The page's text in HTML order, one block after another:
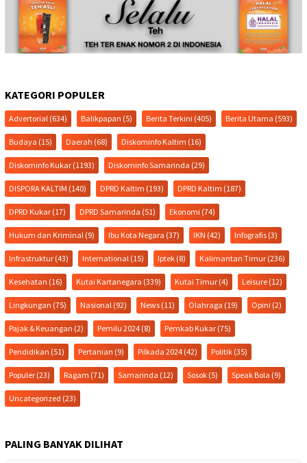
KATEGORI POPULER
Advertorial (634) Balikpapan (5) Berita Terkini (405) Berita Utama (593)
Budaya (15) Daerah (68) Diskominfo Kaltim (16)
Diskominfo Kukar (1193) Diskominfo Samarinda (29)
DISPORA KALTIM (140) DPRD Kaltim (193) DPRD Kaltim (187)
DPRD Kukar (17) DPRD Samarinda (51) Ekonomi (74)
Hukum dan Kriminal (9) Ibu Kota Negara (37) IKN (42) Infografis (3)
Infrastruktur (43) International (15) Iptek (8) Kalimantan Timur (236)
Kesehatan (16) Kutai Kartanegara (339) Kutai Timur (4) Leisure (12)
Lingkungan (75) Nasional (92) News (11) Olahraga (19) Opini (2)
Pajak & Keuangan (2) Pemilu 2024 (8) Pemkab Kukar (75)
Pendidikan (51) Pertanian (9) Pilkada 2024 (42) Politik (35)
Populer (23) Ragam (71) Samarinda (12) Sosok (5) Speak Bola (9)
Uncategorized (23)
PALING BANYAK DILIHAT